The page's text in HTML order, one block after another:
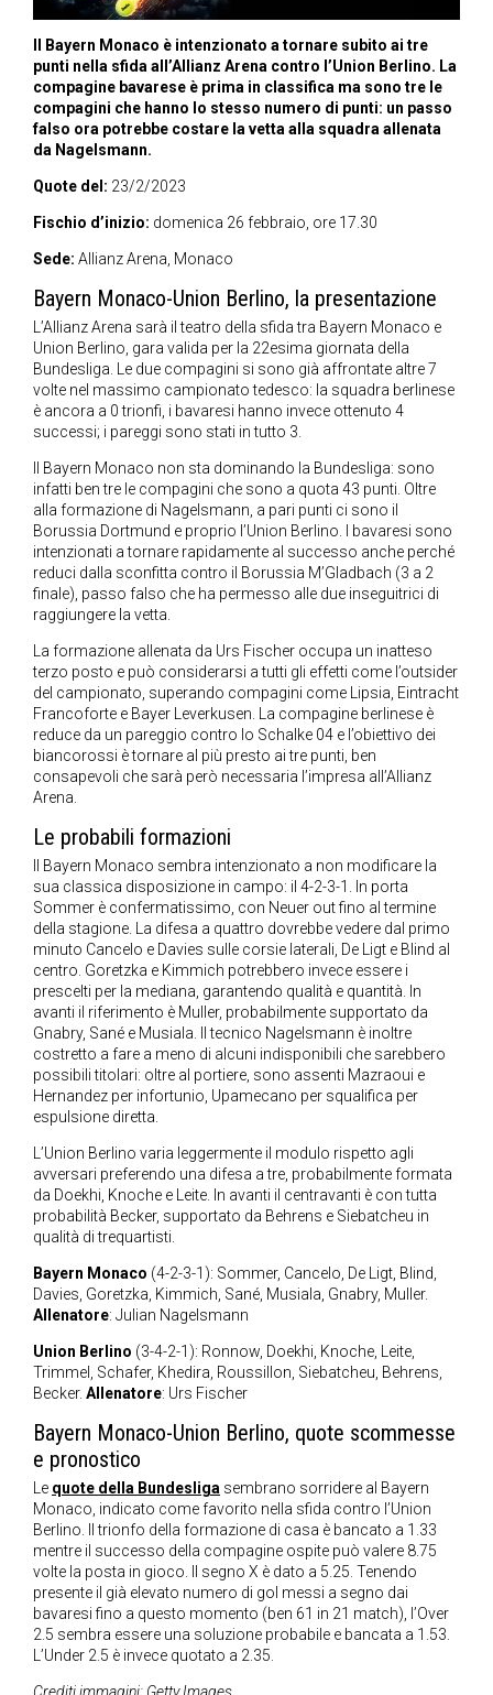
Il Bayern Monaco è intenzionato a tornare subito ai tre
punti nella sfida all’Allianz Arena contro l’Union Berlino. La
compagine bavarese è prima in classifica ma sono tre le
compagini che hanno lo stesso numero di punti: un passo
falso ora potrebbe costare la vetta alla squadra allenata
da Nagelsmann.
Quote del: 23/2/2023
Fischio d’inizio: domenica 26 febbraio, ore 17.30
Sede: Allianz Arena, Monaco
Bayern Monaco-Union Berlino, la presentazione
L’Allianz Arena sarà il teatro della sfida tra Bayern Monaco e
Union Berlino, gara valida per la 22esima giornata della
Bundesliga. Le due compagini si sono già affrontate altre 7
volte nel massimo campionato tedesco: la squadra berlinese
è ancora a 0 trionfi, i bavaresi hanno invece ottenuto 4
successi; i pareggi sono stati in tutto 3.
Il Bayern Monaco non sta dominando la Bundesliga: sono
infatti ben tre le compagini che sono a quota 43 punti. Oltre
alla formazione di Nagelsmann, a pari punti ci sono il
Borussia Dortmund e proprio l’Union Berlino. I bavaresi sono
intenzionati a tornare rapidamente al successo anche perché
reduci dalla sconfitta contro il Borussia M’Gladbach (3 a 2
finale), passo falso che ha permesso alle due inseguitrici di
raggiungere la vetta.
La formazione allenata da Urs Fischer occupa un inatteso
terzo posto e può considerarsi a tutti gli effetti come l’outsider
del campionato, superando compagini come Lipsia, Eintracht
Francoforte e Bayer Leverkusen. La compagine berlinese è
reduce da un pareggio contro lo Schalke 04 e l’obiettivo dei
biancorossi è tornare al più presto ai tre punti, ben
consapevoli che sarà però necessaria l’impresa all’Allianz
Arena.
Le probabili formazioni
Il Bayern Monaco sembra intenzionato a non modificare la
sua classica disposizione in campo: il 4-2-3-1. In porta
Sommer è confermatissimo, con Neuer out fino al termine
della stagione. La difesa a quattro dovrebbe vedere dal primo
minuto Cancelo e Davies sulle corsie laterali, De Ligt e Blind al
centro. Goretzka e Kimmich potrebbero invece essere i
prescelti per la mediana, garantendo qualità e quantità. In
avanti il riferimento è Muller, probabilmente supportato da
Gnabry, Sané e Musiala. Il tecnico Nagelsmann è inoltre
costretto a fare a meno di alcuni indisponibili che sarebbero
possibili titolari: oltre al portiere, sono assenti Mazraoui e
Hernandez per infortunio, Upamecano per squalifica per
espulsione diretta.
L’Union Berlino varia leggermente il modulo rispetto agli
avversari preferendo una difesa a tre, probabilmente formata
da Doekhi, Knoche e Leite. In avanti il centravanti è con tutta
probabilità Becker, supportato da Behrens e Siebatcheu in
qualità di trequartisti.
Bayern Monaco (4-2-3-1): Sommer, Cancelo, De Ligt, Blind,
Davies, Goretzka, Kimmich, Sané, Musiala, Gnabry, Muller.
Allenatore: Julian Nagelsmann
Union Berlino (3-4-2-1): Ronnow, Doekhi, Knoche, Leite,
Trimmel, Schafer, Khedira, Roussillon, Siebatcheu, Behrens,
Becker. Allenatore: Urs Fischer
Bayern Monaco-Union Berlino, quote scommesse
e pronostico
Le quote della Bundesliga sembrano sorridere al Bayern
Monaco, indicato come favorito nella sfida contro l’Union
Berlino. Il trionfo della formazione di casa è bancato a 1.33
mentre il successo della compagine ospite può valere 8.75
volte la posta in gioco. Il segno X è dato a 5.25. Tenendo
presente il già elevato numero di gol messi a segno dai
bavaresi fino a questo momento (ben 61 in 21 match), l’Over
2.5 sembra essere una soluzione probabile e bancata a 1.53.
L’Under 2.5 è invece quotato a 2.35.